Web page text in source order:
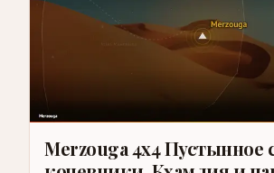
Merzouga 4x4 Пустынное